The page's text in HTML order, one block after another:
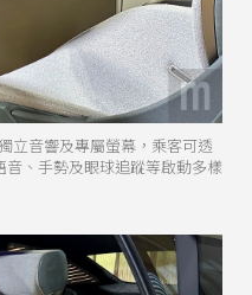
立音響及專屬螢幕，乘客可透
、手勢及眼球追蹤等啟動多樣